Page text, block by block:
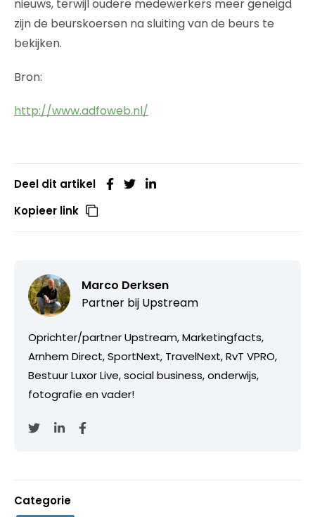
nieuws, terwijl oudere medewerkers meer geneigd
zijn de beurskoersen na sluiting van de beurs te
bekijken.
Bron:
http://www.adfoweb.nl/
Deel dit artikel
Kopieer link
Marco Derksen
Partner bij Upstream
Oprichter/partner Upstream, Marketingfacts,
Arnhem Direct, SportNext, TravelNext, RvT VPRO,
Bestuur Luxor Live, social business, onderwijs,
fotografie en vader!
Categorie